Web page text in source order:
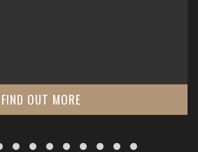
FIND OUT MORE